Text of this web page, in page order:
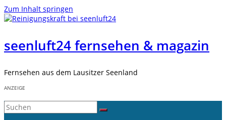
Zum Inhalt springen
seenluft24 fernsehen & magazin
Fernsehen aus dem Lausitzer Seenland
ANZEIGE